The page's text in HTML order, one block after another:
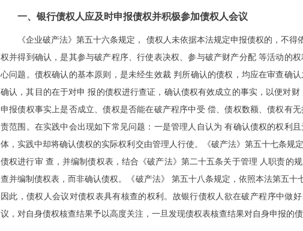
一、银行债权人应及时申报债权并积极参加债权人会议
《企业破产法》第五十六条规定， 债权人未依据本法规定申报债权的，不
权并得到确认，是其参与破产程序、行使表决权、参与破产财产分配 等活动的
心问题。债权确认的基本原则，是未经生效裁 判所确认的债权，均应在审查确
确认，其目的在于对申 报的债权进行查证，确认债权有效成立的事实，以便对
申报债权事实上是否成立、债权是否能在破产程序中受 偿、债权数额、债权有
责范围。在实践中会出现如下常见问题：一是管理人自认为 有确认债权的权利
体，实践中却将确认债权的实际权利交由管理人行使。《破产法》第五十七条规
债权进行审 查，并编制债权表，结合《破产法》第二十五条关于管理 人职责的
查并编制债权表，而非确认债权。《破产法》 第五十八条规定，依照本法第五
因此，债权人会议对债权表具有核查的权利。故银行债权人欲在破产程序中做
议，对自身债权核查结果予以高度关注，一旦发现债权表核查结果对自身申报的